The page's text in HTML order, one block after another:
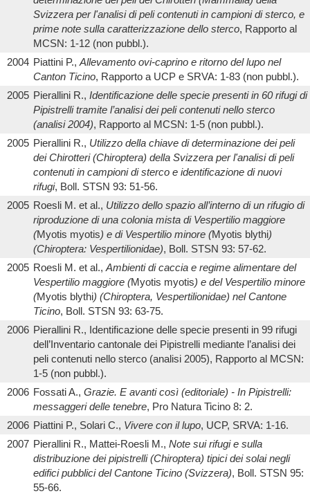
Svizzera per l'analisi di peli contenuti in campioni di sterco, e
prime note sulla caratterizzazione dello sterco, Rapporto al
MCSN: 1-12 (non pubbl.).
2004 Piattini P., Allevamento ovi-caprino e ritorno del lupo nel
Canton Ticino, Rapporto a UCP e SRVA: 1-83 (non pubbl.).
2005 Pierallini R., Identificazione delle specie presenti in 60 rifugi di
Pipistrelli tramite l’analisi dei peli contenuti nello sterco
(analisi 2004), Rapporto al MCSN: 1-5 (non pubbl.).
2005 Pierallini R., Utilizzo della chiave di determinazione dei peli
dei Chirotteri (Chiroptera) della Svizzera per l'analisi di peli
contenuti in campioni di sterco e identificazione di nuovi
rifugi, Boll. STSN 93: 51-56.
2005 Roesli M. et al., Utilizzo dello spazio all’interno di un rifugio di
riproduzione di una colonia mista di Vespertilio maggiore
(Myotis myotis) e di Vespertilio minore (Myotis blythi)
(Chiroptera: Vespertilionidae), Boll. STSN 93: 57-62.
2005 Roesli M. et al., Ambienti di caccia e regime alimentare del
Vespertilio maggiore (Myotis myotis) e del Vespertilio minore
(Myotis blythi) (Chiroptera, Vespertilionidae) nel Cantone
Ticino, Boll. STSN 93: 63-75.
2006 Pierallini R., Identificazione delle specie presenti in 99 rifugi
dell’Inventario cantonale dei Pipistrelli mediante l’analisi dei
peli contenuti nello sterco (analisi 2005), Rapporto al MCSN:
1-5 (non pubbl.).
2006 Fossati A., Grazie. E avanti così (editoriale) - In Pipistrelli:
messaggeri delle tenebre, Pro Natura Ticino 8: 2.
2006 Piattini P., Solari C., Vivere con il lupo, UCP, SRVA: 1-16.
2007 Pierallini R., Mattei-Roesli M., Note sui rifugi e sulla
distribuzione dei pipistrelli (Chiroptera) tipici dei solai negli
edifici pubblici del Cantone Ticino (Svizzera), Boll. STSN 95:
55-66.